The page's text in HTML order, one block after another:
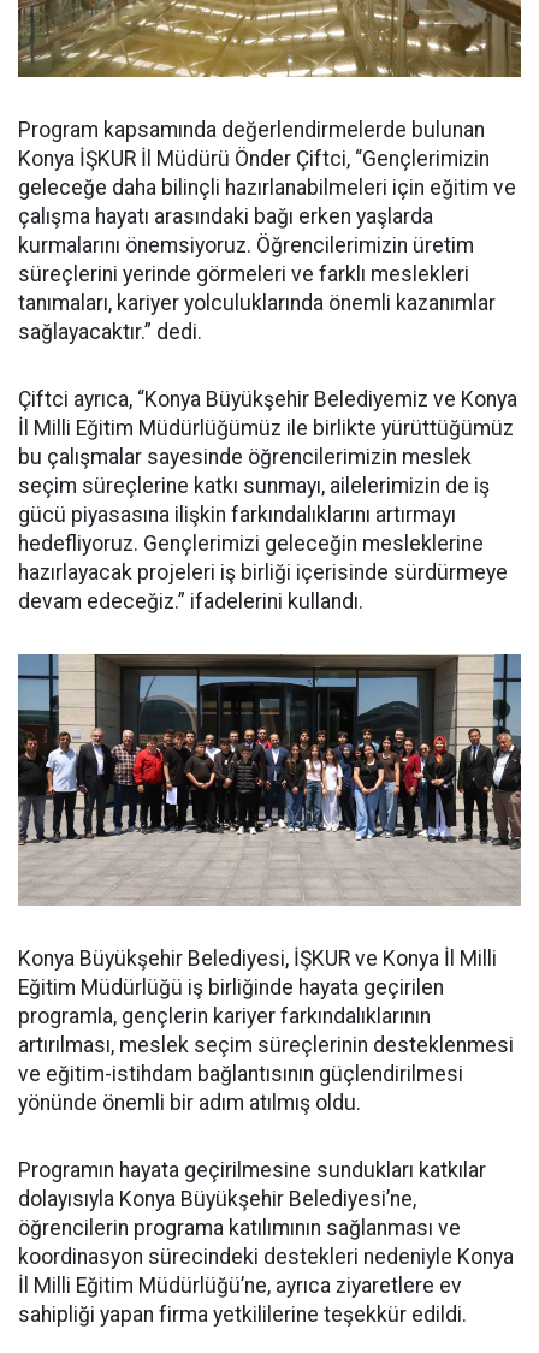
Program kapsamında değerlendirmelerde bulunan
Konya İŞKUR İl Müdürü Önder Çiftci, “Gençlerimizin
geleceğe daha bilinçli hazırlanabilmeleri için eğitim ve
çalışma hayatı arasındaki bağı erken yaşlarda
kurmalarını önemsiyoruz. Öğrencilerimizin üretim
süreçlerini yerinde görmeleri ve farklı meslekleri
tanımaları, kariyer yolculuklarında önemli kazanımlar
sağlayacaktır.” dedi.
Çiftci ayrıca, “Konya Büyükşehir Belediyemiz ve Konya
İl Milli Eğitim Müdürlüğümüz ile birlikte yürüttüğümüz
bu çalışmalar sayesinde öğrencilerimizin meslek
seçim süreçlerine katkı sunmayı, ailelerimizin de iş
gücü piyasasına ilişkin farkındalıklarını artırmayı
hedefliyoruz. Gençlerimizi geleceğin mesleklerine
hazırlayacak projeleri iş birliği içerisinde sürdürmeye
devam edeceğiz.” ifadelerini kullandı.
Konya Büyükşehir Belediyesi, İŞKUR ve Konya İl Milli
Eğitim Müdürlüğü iş birliğinde hayata geçirilen
programla, gençlerin kariyer farkındalıklarının
artırılması, meslek seçim süreçlerinin desteklenmesi
ve eğitim-istihdam bağlantısının güçlendirilmesi
yönünde önemli bir adım atılmış oldu.
Programın hayata geçirilmesine sundukları katkılar
dolayısıyla Konya Büyükşehir Belediyesi’ne,
öğrencilerin programa katılımının sağlanması ve
koordinasyon sürecindeki destekleri nedeniyle Konya
İl Milli Eğitim Müdürlüğü’ne, ayrıca ziyaretlere ev
sahipliği yapan firma yetkililerine teşekkür edildi.